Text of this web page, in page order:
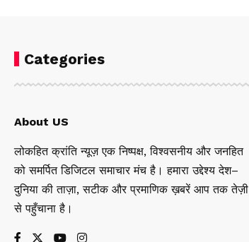
Categories
About US
लोकहित क्रांति न्यूज़ एक निष्पक्ष, विश्वसनीय और जनहित
को समर्पित डिजिटल समाचार मंच है। हमारा उद्देश्य देश–
दुनिया की ताज़ा, सटीक और प्रमाणिक ख़बरें आप तक तेज़ी
से पहुँचाना है।